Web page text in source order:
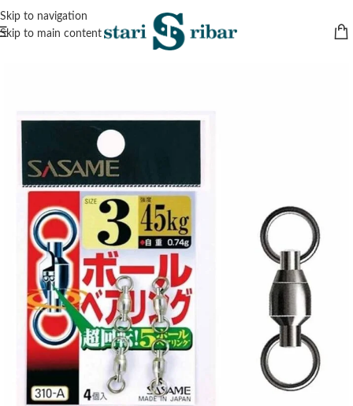
Skip to navigation
Skip to main content